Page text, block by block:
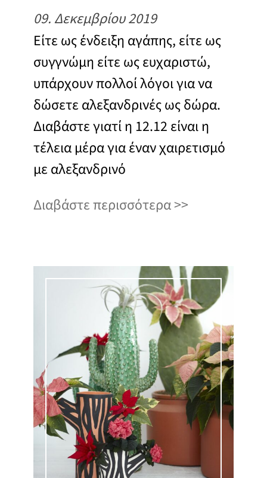
09. Δεκεμβρίου 2019
Είτε ως ένδειξη αγάπης, είτε ως
συγγνώμη είτε ως ευχαριστώ,
υπάρχουν πολλοί λόγοι για να
δώσετε αλεξανδρινές ως δώρα.
Διαβάστε γιατί η 12.12 είναι η
τέλεια μέρα για έναν χαιρετισμό
με αλεξανδρινό
Διαβάστε περισσότερα